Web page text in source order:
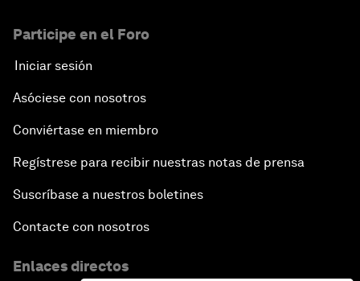
Participe en el Foro
Iniciar sesión
Asóciese con nosotros
Conviértase en miembro
Regístrese para recibir nuestras notas de prensa
Suscríbase a nuestros boletines
Contacte con nosotros
Enlaces directos